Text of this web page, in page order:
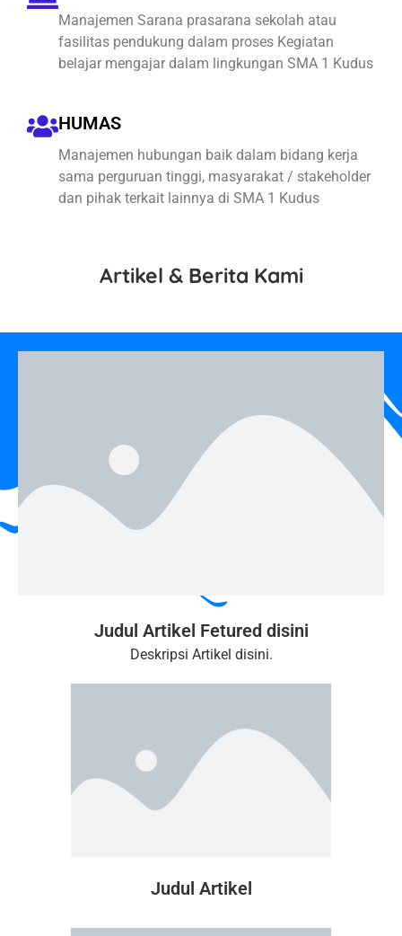
Manajemen Sarana prasarana sekolah atau
fasilitas pendukung dalam proses Kegiatan
belajar mengajar dalam lingkungan SMA 1 Kudus
HUMAS
Manajemen hubungan baik dalam bidang kerja
sama perguruan tinggi, masyarakat / stakeholder
dan pihak terkait lainnya di SMA 1 Kudus
Artikel & Berita Kami
Judul Artikel Fetured disini
Deskripsi Artikel disini.
Judul Artikel